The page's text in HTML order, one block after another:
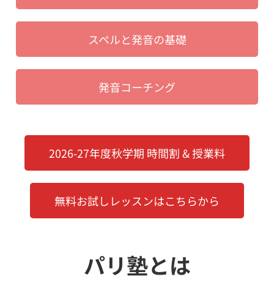
スペルと発音の基礎
発音コーチング
2026-27年度秋学期 時間割 & 授業料
無料お試しレッスンはこちらから
パリ塾とは